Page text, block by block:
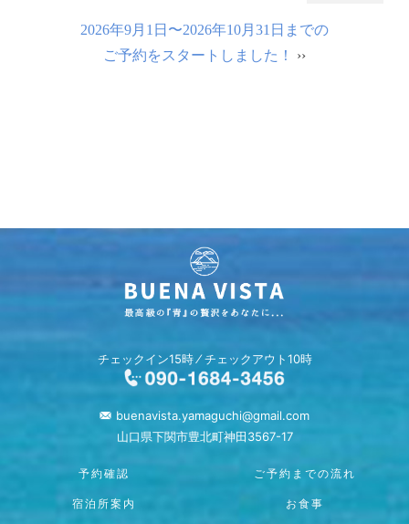
2026年9月1日〜2026年10月31日までの
ご予約をスタートしました！
››
チェックイン15時 ⁄ チェックアウト10時
buenavista.yamaguchi@gmail.com
山口県下関市豊北町神田3567-17
予約確認 ご予約までの流れ
宿泊所案内 お食事